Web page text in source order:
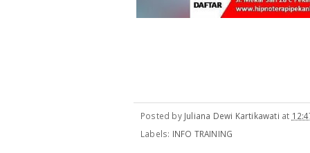
Posted by Juliana Dewi Kartikawati at
Labels: INFO TRAINING